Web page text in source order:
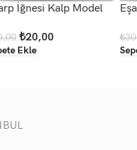
İğnesi Kalp Model
₺20,00
Ekle
₺